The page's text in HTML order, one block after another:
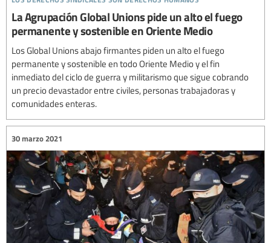
La Agrupación Global Unions pide un alto el fuego
permanente y sostenible en Oriente Medio
Los Global Unions abajo firmantes piden un alto el fuego
permanente y sostenible en todo Oriente Medio y el fin
inmediato del ciclo de guerra y militarismo que sigue cobrando
un precio devastador entre civiles, personas trabajadoras y
comunidades enteras.
30 marzo 2021